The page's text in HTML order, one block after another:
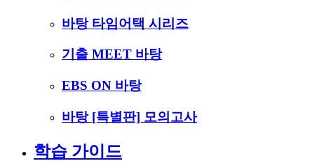
바탕 타임어택 시리즈
기출 MEET 바탕
EBS ON 바탕
바탕 [특별판] 모의고사
학습 가이드